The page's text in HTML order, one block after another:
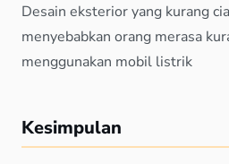
Desain eksterior yang kurang
menyebabkan orang merasa
menggunakan mobil listrik
Kesimpulan